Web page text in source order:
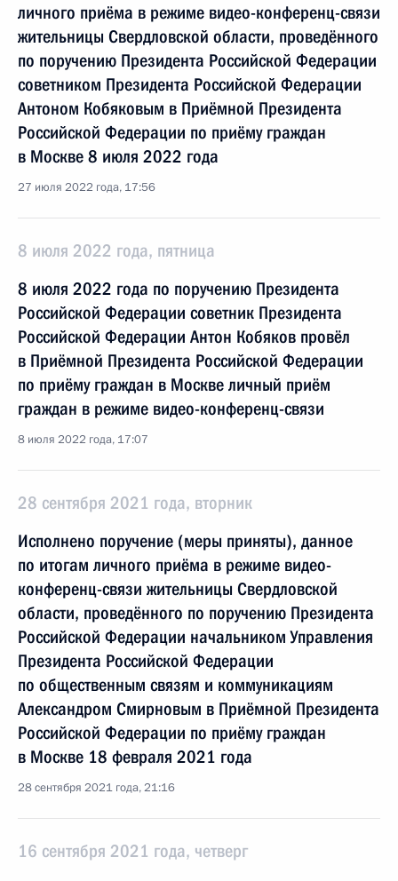
личного приёма в режиме видео-конференц-связи
жительницы Свердловской области, проведённого
по поручению Президента Российской Федерации
советником Президента Российской Федерации
Антоном Кобяковым в Приёмной Президента
Российской Федерации по приёму граждан
в Москве 8 июля 2022 года
27 июля 2022 года, 17:56
8 июля 2022 года, пятница
8 июля 2022 года по поручению Президента
Российской Федерации советник Президента
Российской Федерации Антон Кобяков провёл
в Приёмной Президента Российской Федерации
по приёму граждан в Москве личный приём
граждан в режиме видео-конференц-связи
8 июля 2022 года, 17:07
28 сентября 2021 года, вторник
Исполнено поручение (меры приняты), данное
по итогам личного приёма в режиме видео-
конференц-связи жительницы Свердловской
области, проведённого по поручению Президента
Российской Федерации начальником Управления
Президента Российской Федерации
по общественным связям и коммуникациям
Александром Смирновым в Приёмной Президента
Российской Федерации по приёму граждан
в Москве 18 февраля 2021 года
28 сентября 2021 года, 21:16
16 сентября 2021 года, четверг